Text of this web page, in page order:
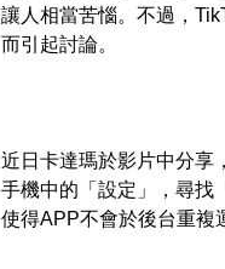
讓人相當苦惱。不過，
而引起討論。
近日卡達瑪於影片中分享
手機中的「設定」，尋找
使得APP不會於後台重複